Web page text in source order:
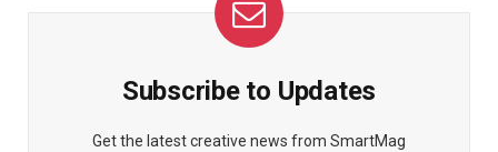
Subscribe to Updates
Get the latest creative news from SmartMag